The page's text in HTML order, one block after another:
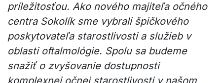
príležitosťou. Ako nového majiteľa očného
centra Sokolík sme vybrali špičkového
poskytovateľa starostlivosti a služieb v
oblasti oftalmológie. Spolu sa budeme
snažiť o zvyšovanie dostupnosti
komplexnej očnej starostlivosti v našom